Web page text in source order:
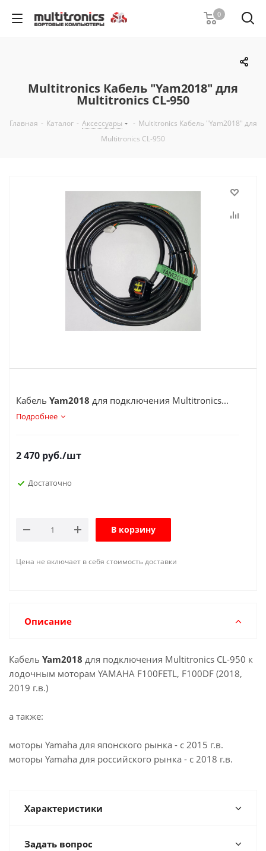
0
Multitronics Кабель "Yam2018" для
Multitronics CL-950
Главная - Каталог - Аксессуары - Multitronics Кабель "Yam2018" для
Multitronics CL-950
Кабель Yam2018 для подключения Multitronics...
Подробнее
2 470 руб./шт
Достаточно
В корзину
Цена не включает в себя стоимость доставки
Описание
Кабель Yam2018 для подключения Multitronics CL-950 к
лодочным моторам YAMAHA F100FETL, F100DF (2018,
2019 г.в.)
а также:
моторы Yamaha для японского рынка - с 2015 г.в.
моторы Yamaha для российского рынка - с 2018 г.в.
Характеристики
Задать вопрос